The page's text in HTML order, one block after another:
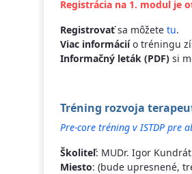
Registrácia na 1. modul je
Registrovaťsa môžete tu.
Viac informáciío tréningu
Informačný leták (PDF) si
Tréning rozvoja
Pre-core tréning v ISTDP pre
Školiteľ: MUDr. Igor Kundrát
Miesto: (bude upresnené,